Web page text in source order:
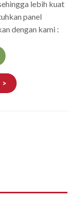
lebih kuat
panel
dengan kami :